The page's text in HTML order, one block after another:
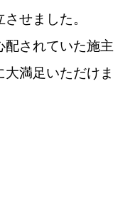
せました。
配されていた施主
満足いただけま